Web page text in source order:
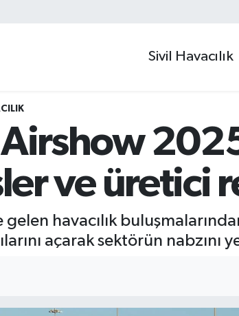
Sivil Havacılık
ve üretici
gelen havacılık
açarak sektörün nabzını